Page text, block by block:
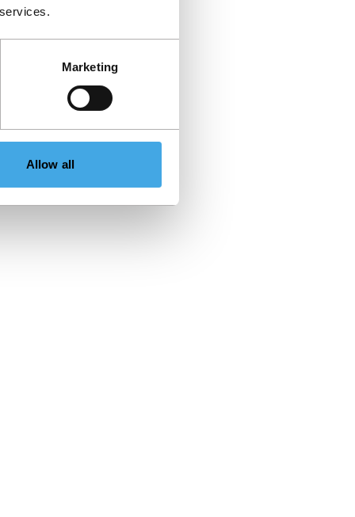
Marketing
Allow all